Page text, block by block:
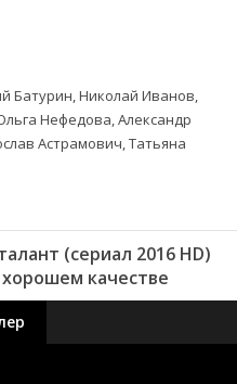
Батурин, Николай Иванов,
Нефедова, Александр
Астрамович, Татьяна
(сериал 2016 HD)
качестве